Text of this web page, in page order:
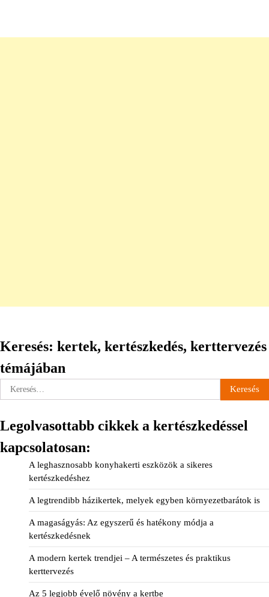
Keresés: kertek, kertészkedés, kerttervezés
témájában
Keresés:
Legolvasottabb cikkek a kertészkedéssel
kapcsolatosan:
A leghasznosabb konyhakerti eszközök a sikeres
kertészkedéshez
A legtrendibb házikertek, melyek egyben környezetbarátok is
A magaságyás: Az egyszerű és hatékony módja a
kertészkedésnek
A modern kertek trendjei – A természetes és praktikus
kerttervezés
Az 5 legjobb évelő növény a kertbe